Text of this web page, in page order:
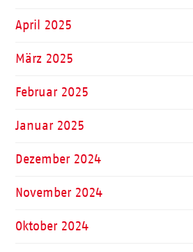
April 2025
März 2025
Februar 2025
Januar 2025
Dezember 2024
November 2024
Oktober 2024